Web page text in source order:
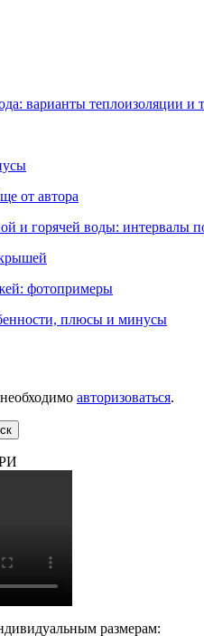
варианты теплоизоляции
от автора
и горячей воды: интервалы
фотопримеры
плюсы и минусы
авторизоваться.
размерам: